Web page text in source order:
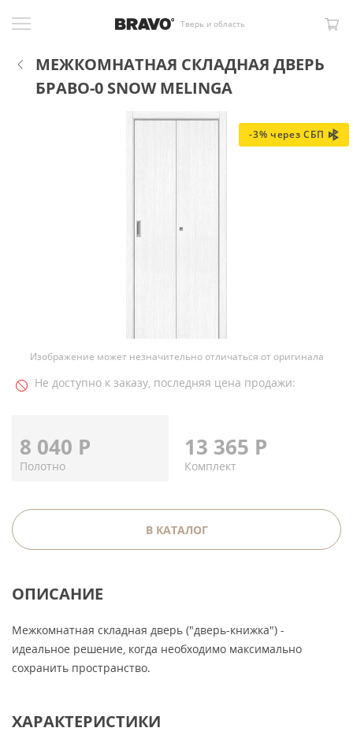
Тверь и область
МЕЖКОМНАТНАЯ СКЛАДНАЯ ДВЕРЬ
БРАВО-0 SNOW MELINGA
-3% через СБП
Изображение может незначительно отличаться от оригинала
Не доступно к заказу, последняя цена продажи:
8 040 Р
Полотно
13 365 Р
Комплект
В КАТАЛОГ
ОПИСАНИЕ
Межкомнатная складная дверь ("дверь-книжка") -
идеальное решение, когда необходимо максимально
сохранить пространство.
ХАРАКТЕРИСТИКИ